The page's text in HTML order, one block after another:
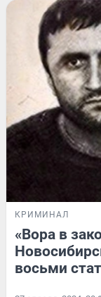
КРИМИНАЛ
«Вора в
восьми